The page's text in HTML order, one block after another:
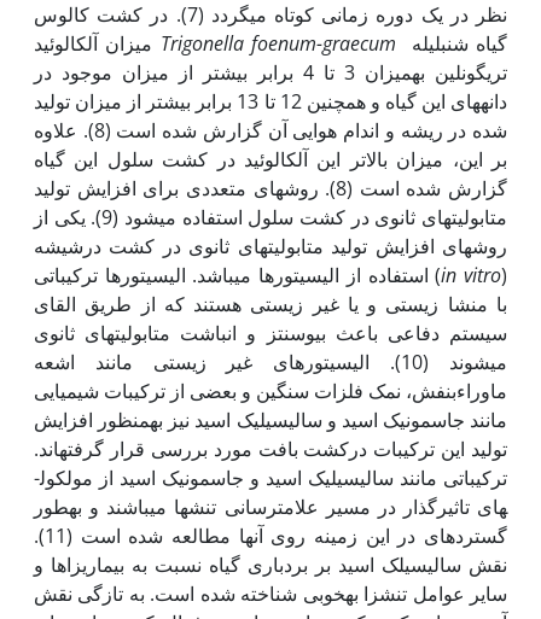
نظر در یک دوره زمانی کوتاه می‏گردد (7). در کشت کالوس
گیاه شنبلیله
میزان آلکالوئید
تری‏گونلین به‏میزان 3 تا 4 برابر بیشتر از میزان موجود در
دانه‏های این گیاه و همچنین 12 تا 13 برابر بیشتر از میزان تولید
شده در ریشه و اندام هوایی آن گزارش شده است (8). علاوه
بر این، میزان بالاتر این آلکالوئید در کشت سلول این گیاه
گزارش شده است (8). روش‏های متعددی برای افزایش تولید
متابولیت‏های ثانوی در کشت سلول استفاده می‏شود (9). یکی از
روش‏های افزایش تولید متابولیت‏های ثانوی در کشت درشیشه
(
in vitro) استفاده از الیسیتورها می‏باشد. الیسیتورها ترکیباتی
با منشا زیستی و یا غیر زیستی هستند که از طریق القای
سیستم دفاعی باعث بیوسنتز و انباشت متابولیت‏های ثانوی
می‏شوند (10). الیسیتورهای غیر زیستی مانند اشعه
ماوراء‏بنفش، نمک فلزات سنگین و بعضی از ترکیبات شیمیایی
مانند جاسمونیک اسید و سالیسیلیک اسید نیز به‏منظور افزایش
تولید این ترکیبات درکشت بافت مورد بررسی قرار گرفته‏اند.
ترکیباتی مانند سالیسیلیک اسید و جاسمونیک اسید از مولکول­
های تاثیرگذار در مسیر علامت­رسانی تنش­ها می­باشند و به‏طور
گسترده­ای در این زمینه روی آن‏ها مطالعه شده است (11).
نقش سالیسیلک اسید بر بردباری گیاه نسبت به بیماری­زاها و
سایر عوامل تنش­زا به‏خوبی شناخته شده است. به تازگی نقش